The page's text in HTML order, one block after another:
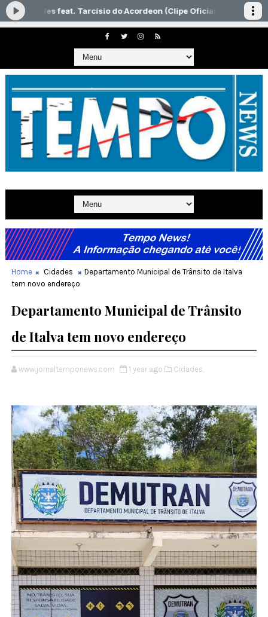
Home Cidades
Departamento Municipal de Trânsito de Italva
tem novo endereço
Departamento Municipal de Trânsito
de Italva tem novo endereço
www.jornaltemponews.com 1 year ago Cidades,